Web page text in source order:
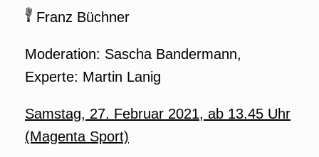
Franz Büchner
Moderation: Sascha Bandermann,
Experte: Martin Lanig
Samstag, 27. Februar 2021, ab 13.45 Uhr
(Magenta Sport)